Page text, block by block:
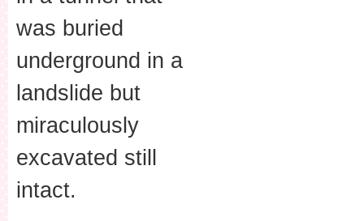
was buried
underground in a
landslide but
miraculously
excavated still
intact.